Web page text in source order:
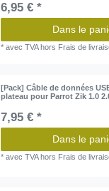
6,95 € *
Dans le
*avec TVAhors Frais de
[Pack] Câble de données
plateau pour Parrot Zik 1.0
7,95 € *
Dans le
*avec TVAhors Frais de